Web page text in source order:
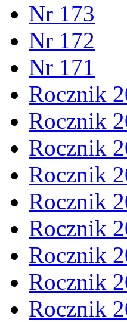
Nr 173
Nr 172
Nr 171
Rocznik
Rocznik
Rocznik
Rocznik
Rocznik
Rocznik
Rocznik
Rocznik
Rocznik